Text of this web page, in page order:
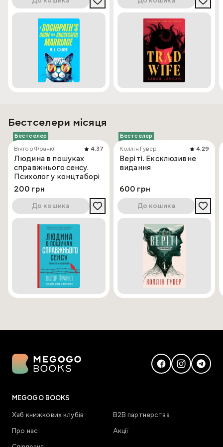
Бестселери місяця
Бестселер
Віктор Франкл
4.37
Людина в пошуках
справжнього сенсу.
Психолог у концтаборі
200 грн
До кошика
Бестселер
Коллін Гувер
4.29
Веріті. Ексклюзивне
видання
600 грн
До кошика
MEGOGO BOOKS
Хаб книжкових клубів
В2В партнерства
Про нас
Акції